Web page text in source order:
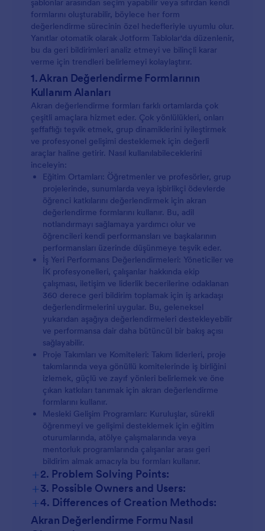
şablonlar arasından seçim yapabilir veya sıfırdan kendi
formlarını oluşturabilir, böylece her form
değerlendirme sürecinin özel hedefleriyle uyumlu olur.
Yanıtlar otomatik olarak Jotform Tablolar'da düzenlenir,
bu da geri bildirimleri analiz etmeyi ve bilinçli karar
verme için trendleri belirlemeyi kolaylaştırır.
1. Akran Değerlendirme Formlarının
Kullanım Alanları
Akran değerlendirme formları farklı ortamlarda çok
çeşitli amaçlara hizmet eder. Çok yönlülükleri, onları
şeffaflığı teşvik etmek, grup dinamiklerini iyileştirmek
ve profesyonel gelişimi desteklemek için değerli
araçlar haline getirir. Nasıl kullanılabileceklerini
inceleyin:
Eğitim Ortamları: Öğretmenler ve profesörler, grup
projelerinde, sunumlarda veya işbirlikçi ödevlerde
öğrenci katkılarını değerlendirmek için akran
değerlendirme formlarını kullanır. Bu, adil
notlandırmayı sağlamaya yardımcı olur ve
öğrencileri kendi performansları ve başkalarının
performansları üzerinde düşünmeye teşvik eder.
İş Yeri Performans Değerlendirmeleri: Yöneticiler ve
İK profesyonelleri, çalışanlar hakkında ekip
çalışması, iletişim ve liderlik becerilerine odaklanan
360 derece geri bildirim toplamak için iş arkadaşı
değerlendirmelerini uygular. Bu, geleneksel
yukarıdan aşağıya değerlendirmeleri destekleyebilir
ve performansa dair daha bütüncül bir bakış açısı
sağlayabilir.
Proje Takımları ve Komiteleri: Takım liderleri, proje
takımlarında veya gönüllü komitelerinde iş birliğini
izlemek, güçlü ve zayıf yönleri belirlemek ve öne
çıkan katkıları tanımak için akran değerlendirme
formlarını kullanır.
Mesleki Gelişim Programları: Kuruluşlar, sürekli
öğrenmeyi ve gelişimi desteklemek için eğitim
oturumlarında, atölye çalışmalarında veya
mentorluk programlarında çalışanlar arası geri
bildirim almak amacıyla bu formları kullanır.
+2. Problem Solving Points:
+3. Possible Owners and Users:
+4. Differences of Creation Methods:
Akran Değerlendirme Formu Nasıl